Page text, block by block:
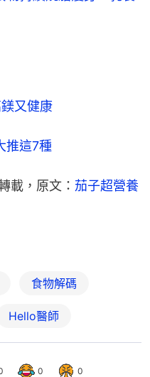
又健康
推這7種
載，原文： 茄子超營養
食物解碼
Hello醫師
0 0